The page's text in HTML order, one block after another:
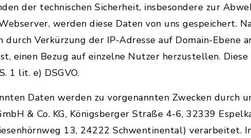
der technischen Sicherheit, insbesondere zur
werden diese Daten von uns gespeichert.
durch Verkürzung der IP-Adresse auf Domain-Ebene
einen Bezug auf einzelne Nutzer herzustellen.
1 lit. e) DSGVO.
Daten werden zu vorgenannten Zwecken durch
& Co. KG, Königsberger Straße 4-6, 32339
13, 24222 Schwentinental) verarbeitet.